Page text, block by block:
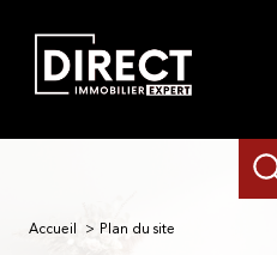
Accueil Plan du site